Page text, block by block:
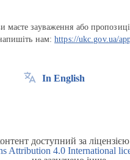
маєте зауваження або
нам:https://ukc.gov.ua/
In English
доступний за ліцензією
Attribution 4.0 International